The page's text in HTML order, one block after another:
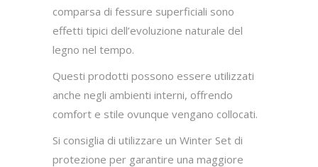
comparsa di fessure superficiali sono
effetti tipici dell’evoluzione naturale del
legno nel tempo.
Questi prodotti possono essere utilizzati
anche negli ambienti interni, offrendo
comfort e stile ovunque vengano collocati.
Si consiglia di utilizzare un Winter Set di
protezione per garantire una maggiore